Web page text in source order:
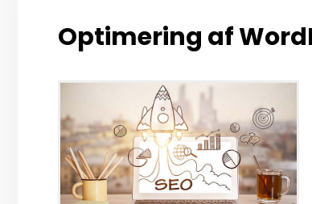
Optimering af